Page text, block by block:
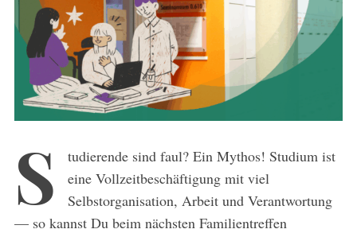
S
tudierende sind faul? Ein Mythos! Studium ist
eine Vollzeitbeschäftigung mit viel
Selbstorganisation, Arbeit und Verantwortung
— so kannst Du beim nächsten Familientreffen